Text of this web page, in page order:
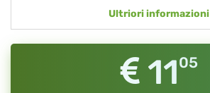
Ultriori informazioni
1105